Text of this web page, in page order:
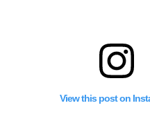
View this post on